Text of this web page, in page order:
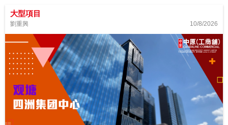
大型項目
劉重興 10/8/2026